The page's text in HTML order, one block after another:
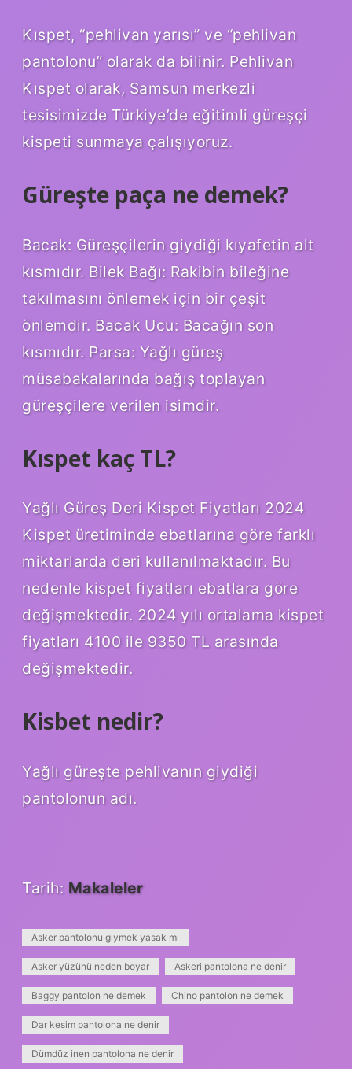
Kıspet, “pehlivan yarısı” ve “pehlivan
pantolonu” olarak da bilinir. Pehlivan
Kıspet olarak, Samsun merkezli
tesisimizde Türkiye’de eğitimli güreşçi
kispeti sunmaya çalışıyoruz.
Güreşte paça ne demek?
Bacak: Güreşçilerin giydiği kıyafetin alt
kısmıdır. Bilek Bağı: Rakibin bileğine
takılmasını önlemek için bir çeşit
önlemdir. Bacak Ucu: Bacağın son
kısmıdır. Parsa: Yağlı güreş
müsabakalarında bağış toplayan
güreşçilere verilen isimdir.
Kıspet kaç TL?
Yağlı Güreş Deri Kispet Fiyatları 2024
Kispet üretiminde ebatlarına göre farklı
miktarlarda deri kullanılmaktadır. Bu
nedenle kispet fiyatları ebatlara göre
değişmektedir. 2024 yılı ortalama kispet
fiyatları 4100 ile 9350 TL arasında
değişmektedir.
Kisbet nedir?
Yağlı güreşte pehlivanın giydiği
pantolonun adı.
Tarih: Makaleler
Asker pantolonu giymek yasak mı
Asker yüzünü neden boyar Askeri pantolona ne denir
Baggy pantolon ne demek Chino pantolon ne demek
Dar kesim pantolona ne denir
Dümdüz inen pantolona ne denir